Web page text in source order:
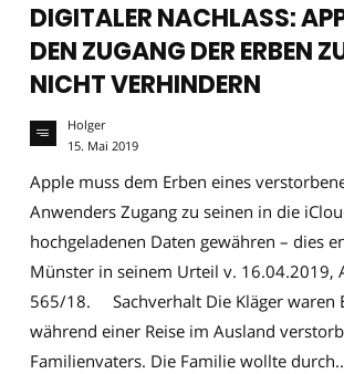
DIGITALER NACHLASS:
DEN ZUGANG DER ERBEN
NICHT VERHINDERN
Holger
15. Mai 2019
Apple muss dem Erben eines
Anwenders Zugang zu seinen in die
hochgeladenen Daten gewähren – dies
Münster in seinem Urteil v. 16.04.2019,
565/18. Sachverhalt Die Kläger waren
während einer Reise im Ausland
Familienvaters. Die Familie wollte